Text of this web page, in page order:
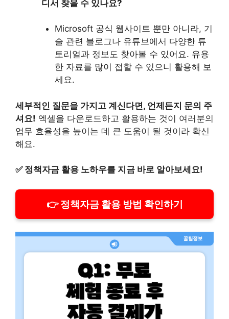
디서 찾을 수 있나요?
Microsoft 공식 웹사이트 뿐만 아니라, 기
술 관련 블로그나 유튜브에서 다양한 튜
토리얼과 정보도 찾아볼 수 있어요. 유용
한 자료를 많이 접할 수 있으니 활용해 보
세요.
세부적인 질문을 가지고 계신다면, 언제든지 문의 주
셔요! 엑셀을 다운로드하고 활용하는 것이 여러분의
업무 효율성을 높이는 데 큰 도움이 될 것이라 확신
해요.
✅ 정책자금 활용 노하우를 지금 바로 알아보세요!
👉 정책자금 활용 방법 확인하기